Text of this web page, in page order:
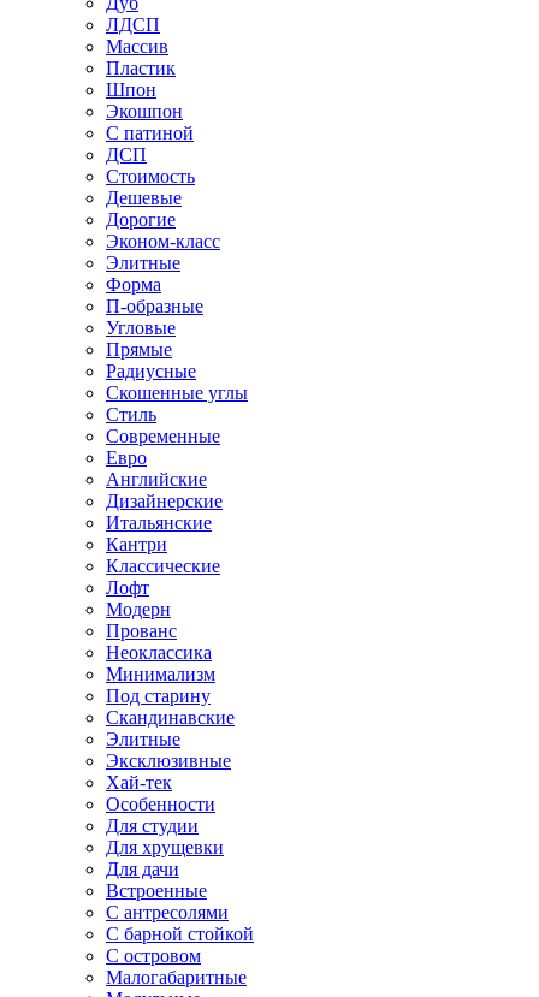
ЛДСП
Массив
Пластик
Шпон
Экошпон
С патиной
ДСП
Стоимость
Дешевые
Дорогие
Эконом-класс
Элитные
Форма
П-образные
Угловые
Прямые
Радиусные
Скошенные углы
Стиль
Современные
Евро
Английские
Дизайнерские
Итальянские
Кантри
Классические
Лофт
Модерн
Прованс
Неоклассика
Минимализм
Под старину
Скандинавские
Элитные
Эксклюзивные
Хай-тек
Особенности
Для студии
Для хрущевки
Для дачи
Встроенные
С антресолями
С барной стойкой
С островом
Малогабаритные